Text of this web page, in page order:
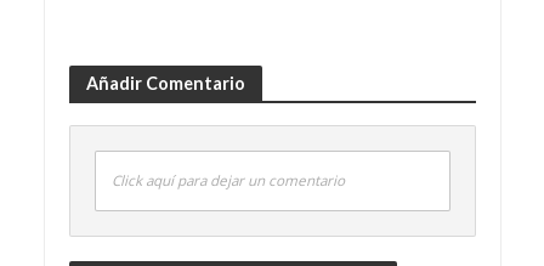
Añadir Comentario
Click aquí para dejar un comentario